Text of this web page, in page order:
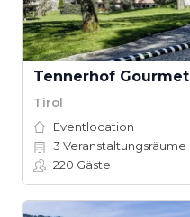
Tirol
Eventlocation
3 Veranstaltungsräume
220 Gäste